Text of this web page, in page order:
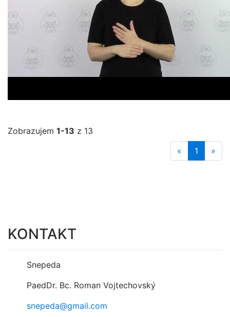
Zobrazujem 1-13 z 13
«
1 »
KONTAKT
Snepeda
PaedDr. Bc. Roman Vojtechovský
snepeda@gmail.com